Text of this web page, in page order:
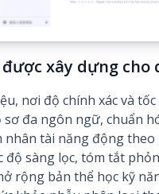
được xây dựng
nơi độ chính xác và
đa ngôn ngữ, chuẩn
tài năng động
độ sàng lọc, tóm tắt
rộng bản thể học kỹ